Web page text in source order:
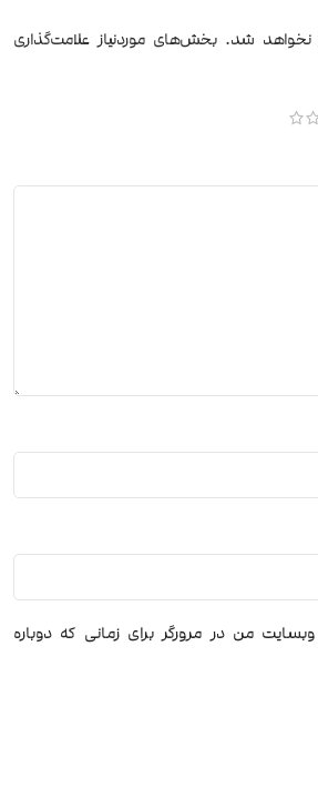
نخواهد شد. بخش‌های موردنیاز علامت‌گذاری
من در مرورگر برای زمانی که دوباره